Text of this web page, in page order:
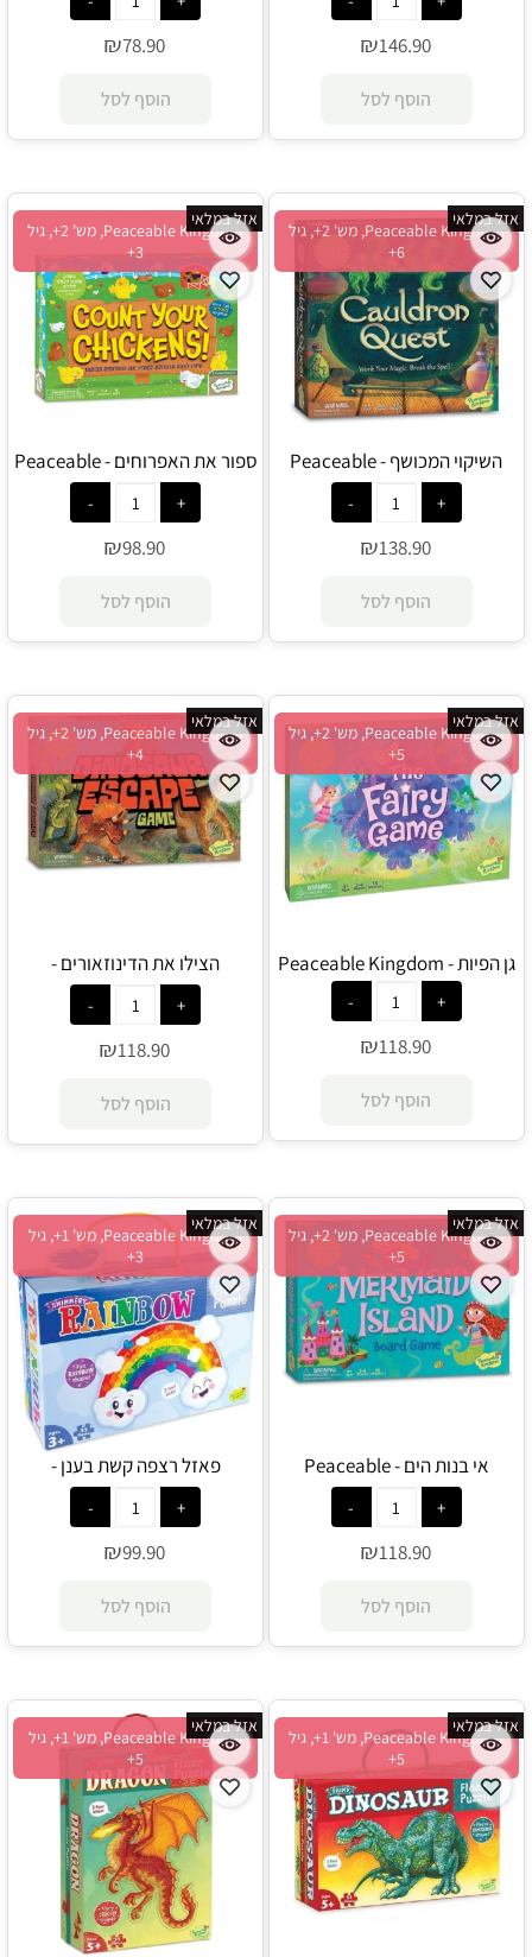
₪146.90
הוסף לסל
₪78.90
הוסף לסל
Peaceable Kingdom, מש' 2+, גיל
6+
אזל במלאי
השיקוי המכושף - Peaceable
Kingdom
₪138.90
הוסף לסל
Peaceable Kingdom, מש' 2+, גיל
3+
אזל במלאי
ספור את האפרוחים - Peaceable
Kingdom
₪98.90
הוסף לסל
Peaceable Kingdom, מש' 2+, גיל
5+
אזל במלאי
גן הפיות - Peaceable Kingdom
₪118.90
הוסף לסל
Peaceable Kingdom, מש' 2+, גיל
4+
אזל במלאי
הצילו את הדינוזאורים -
Peaceable Kingdom
₪118.90
הוסף לסל
Peaceable Kingdom, מש' 2+, גיל
5+
אזל במלאי
אי בנות הים - Peaceable
Kingdom
₪118.90
הוסף לסל
Peaceable Kingdom, מש' 1+, גיל
3+
אזל במלאי
פאזל רצפה קשת בענן -
Peaceable Kingdom
₪99.90
הוסף לסל
Peaceable Kingdom, מש' 1+, גיל
5+
אזל במלאי
Peaceable Kingdom, מש' 1+, גיל
5+
אזל במלאי